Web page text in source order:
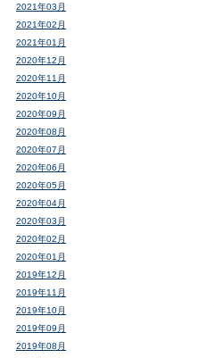
2021年03月
2021年02月
2021年01月
2020年12月
2020年11月
2020年10月
2020年09月
2020年08月
2020年07月
2020年06月
2020年05月
2020年04月
2020年03月
2020年02月
2020年01月
2019年12月
2019年11月
2019年10月
2019年09月
2019年08月